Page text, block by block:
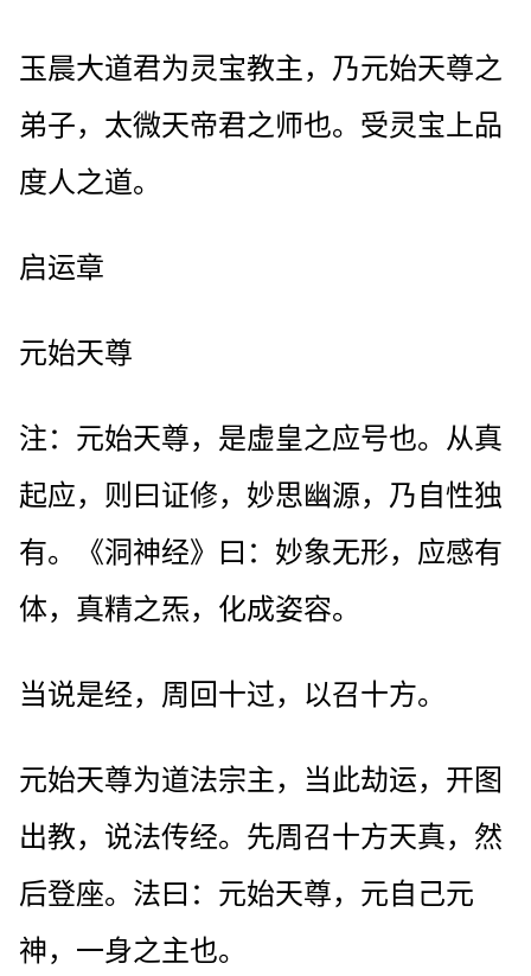
玉晨大道君为灵宝教主，乃元始天尊之
弟子，太微天帝君之师也。受灵宝上品
度人之道。
启运章
元始天尊
注：元始天尊，是虚皇之应号也。从真
起应，则曰证修，妙思幽源，乃自性独
有。《洞神经》曰：妙象无形，应感有
体，真精之炁，化成姿容。
当说是经，周回十过，以召十方。
元始天尊为道法宗主，当此劫运，开图
出教，说法传经。先周召十方天真，然
后登座。法曰：元始天尊，元自己元
神，一身之主也。